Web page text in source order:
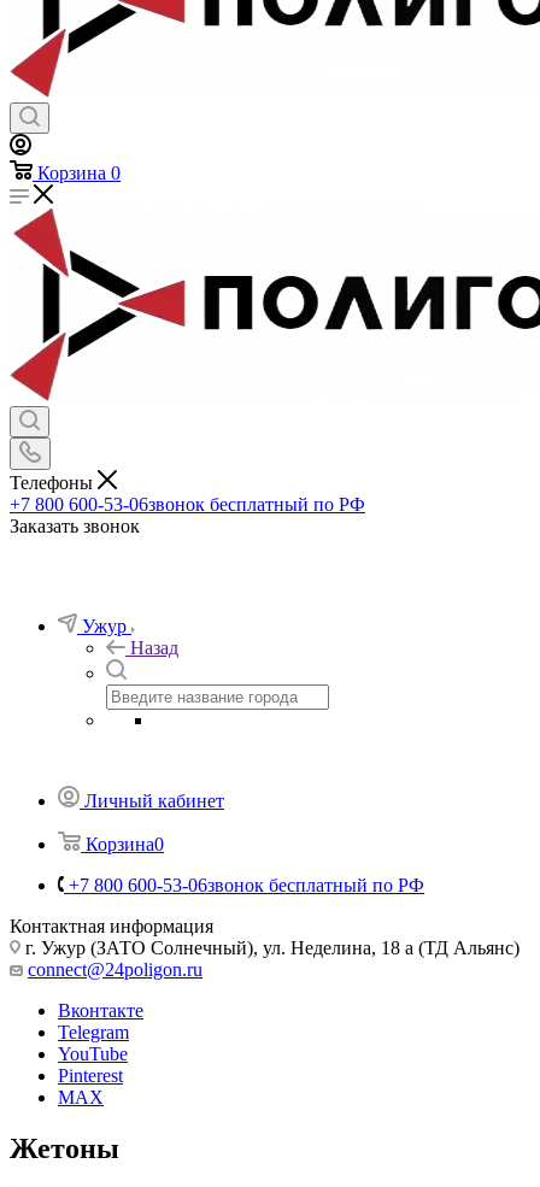
Корзина 0
Телефоны
+7 800 600-53-06звонок бесплатный по РФ
Заказать звонок
Ужур
Назад
Личный кабинет
Корзина0
+7 800 600-53-06звонок бесплатный по РФ
Контактная информация
г. Ужур (ЗАТО Солнечный), ул. Неделина, 18 а (ТД Альянс)
connect@24poligon.ru
Вконтакте
Telegram
YouTube
Pinterest
MAX
Жетоны